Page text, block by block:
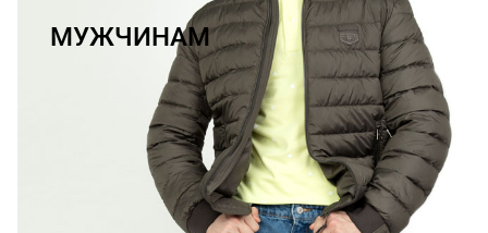
МУЖЧИНАМ